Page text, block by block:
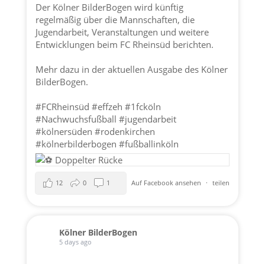
Der Kölner BilderBogen wird künftig
regelmäßig über die Mannschaften, die
Jugendarbeit, Veranstaltungen und weitere
Entwicklungen beim FC Rheinsüd berichten.
Mehr dazu in der aktuellen Ausgabe des Kölner
BilderBogen.
#FCRheinsüd #effzeh #1fcköln
#Nachwuchsfußball #jugendarbeit
#kölnersüden #rodenkirchen
#kölnerbilderbogen #fußballinköln
Auf Facebook ansehen · teilen
12 0 1
Kölner BilderBogen
5 days ago